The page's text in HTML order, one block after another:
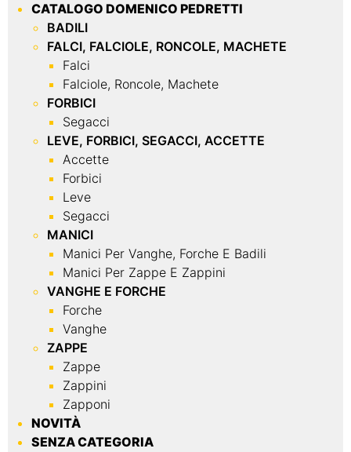
CATALOGO DOMENICO PEDRETTI
BADILI
FALCI, FALCIOLE, RONCOLE, MACHETE
Falci
Falciole, Roncole, Machete
FORBICI
Segacci
LEVE, FORBICI, SEGACCI, ACCETTE
Accette
Forbici
Leve
Segacci
MANICI
Manici Per Vanghe, Forche E Badili
Manici Per Zappe E Zappini
VANGHE E FORCHE
Forche
Vanghe
ZAPPE
Zappe
Zappini
Zapponi
NOVITÀ
SENZA CATEGORIA